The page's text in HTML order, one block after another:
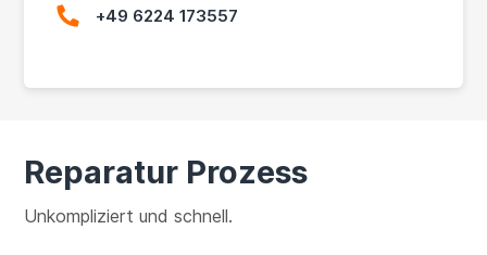
+49 6224 173557
Reparatur Prozess
Unkompliziert und schnell.